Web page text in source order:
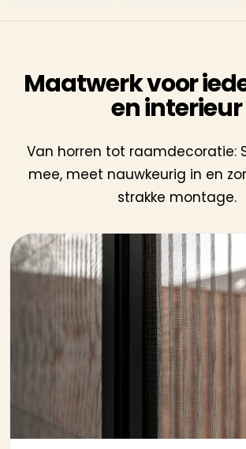
Maatwerk voor
en interieur
Van horren tot raamdecoratie:
mee, meet nauwkeurig in en
strakke montage.